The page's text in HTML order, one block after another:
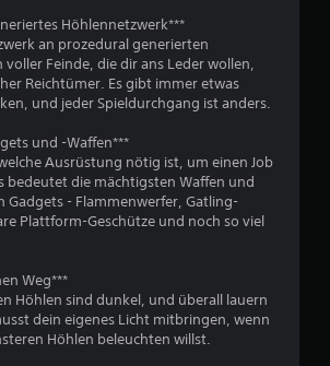
Höhlennetzwerk***
an prozedural generierten
voller Feinde, die dir ans Leder wollen,
Reichtümer. Es gibt immer etwas
und jeder Spieldurchgang ist anders.
und -Waffen***
Ausrüstung nötig ist, um einen Job
bedeutet die mächtigsten Waffen und
Gadgets - Flammenwerfer, Gatling-
Plattform-Geschütze und noch so viel
Weg***
Höhlen sind dunkel, und überall lauern
dein eigenes Licht mitbringen, wenn
Höhlen beleuchten willst.